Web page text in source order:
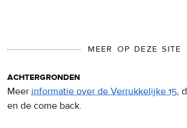
MEER OP DEZE SITE
achtergronden
Meer informatie over de Verrukkelijke 15,
en de come back.